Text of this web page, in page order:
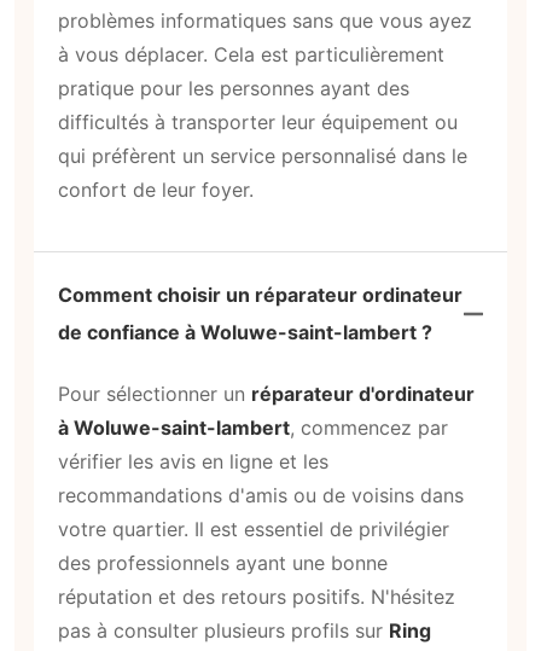
problèmes informatiques sans que vous ayez
à vous déplacer. Cela est particulièrement
pratique pour les personnes ayant des
difficultés à transporter leur équipement ou
qui préfèrent un service personnalisé dans le
confort de leur foyer.
Comment choisir un réparateur ordinateur
de confiance à Woluwe-saint-lambert ?
Pour sélectionner un réparateur d'ordinateur
à Woluwe-saint-lambert, commencez par
vérifier les avis en ligne et les
recommandations d'amis ou de voisins dans
votre quartier. Il est essentiel de privilégier
des professionnels ayant une bonne
réputation et des retours positifs. N'hésitez
pas à consulter plusieurs profils sur Ring